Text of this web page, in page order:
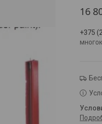
16
+375